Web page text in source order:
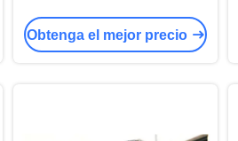
información de publicidad para
los centros turísticos/la
Obtenga el mejor precio